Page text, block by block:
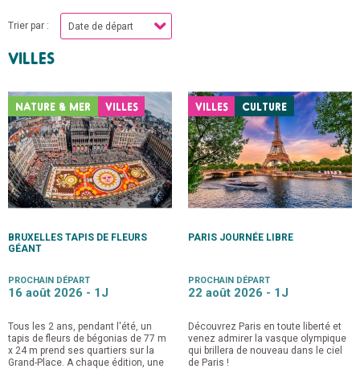
Trier par :
VILLES
NATURE & MER VILLES
BRUXELLES TAPIS DE FLEURS
GÉANT
PROCHAIN DÉPART
16 août 2026 - 1J
Tous les 2 ans, pendant l'été, un
tapis de fleurs de bégonias de 77 m
x 24 m prend ses quartiers sur la
Grand-Place. A chaque édition, une
VILLES CULTURE
PARIS JOURNÉE LIBRE
PROCHAIN DÉPART
22 août 2026 - 1J
Découvrez Paris en toute liberté et
venez admirer la vasque olympique
qui brillera de nouveau dans le ciel
de Paris !